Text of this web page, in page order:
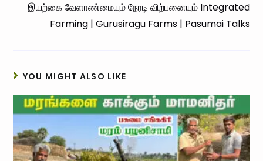
இயற்கை வேளாண்மையும் நேரடி விற்பனையும் Integrated
Farming | Gurusiragu Farms | Pasumai Talks
YOU MIGHT ALSO LIKE